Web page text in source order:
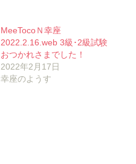
MeeTocoＮ幸座
2022.2.16.web 3級･2級試験
おつかれさまでした！
2022年2月17日
幸座のようす